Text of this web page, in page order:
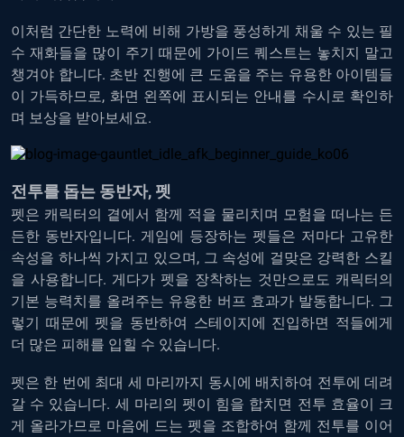
이처럼 간단한 노력에 비해 가방을 풍성하게 채울 수 있는 필
수 재화들을 많이 주기 때문에 가이드 퀘스트는 놓치지 말고
챙겨야 합니다. 초반 진행에 큰 도움을 주는 유용한 아이템들
이 가득하므로, 화면 왼쪽에 표시되는 안내를 수시로 확인하
며 보상을 받아보세요.
전투를 돕는 동반자, 펫
펫은 캐릭터의 곁에서 함께 적을 물리치며 모험을 떠나는 든
든한 동반자입니다. 게임에 등장하는 펫들은 저마다 고유한
속성을 하나씩 가지고 있으며, 그 속성에 걸맞은 강력한 스킬
을 사용합니다. 게다가 펫을 장착하는 것만으로도 캐릭터의
기본 능력치를 올려주는 유용한 버프 효과가 발동합니다. 그
렇기 때문에 펫을 동반하여 스테이지에 진입하면 적들에게
더 많은 피해를 입힐 수 있습니다.
펫은 한 번에 최대 세 마리까지 동시에 배치하여 전투에 데려
갈 수 있습니다. 세 마리의 펫이 힘을 합치면 전투 효율이 크
게 올라가므로 마음에 드는 펫을 조합하여 함께 전투를 이어